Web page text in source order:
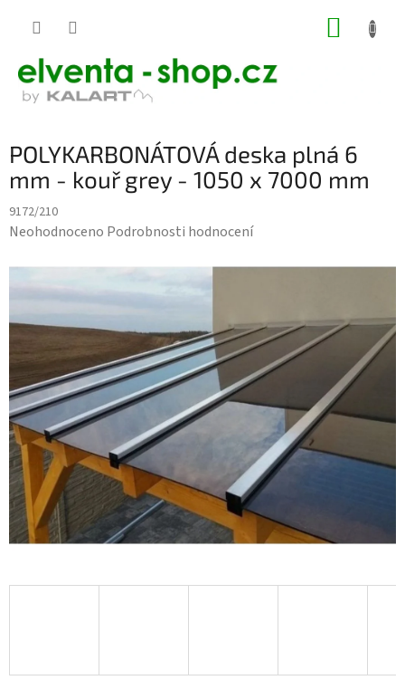
POLYKARBONÁTOVÁ deska plná 6
mm - kouř grey - 1050 x 7000 mm
9172/210
Průměrné
produktu
je
0,0
hvězdiček.
Neohodnoceno Podrobnosti hodnocení